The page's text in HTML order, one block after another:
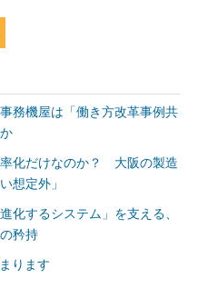
務機屋は「働き方改革事例共
化だけなのか？ 大阪の製造
想定外」
化するシステム」を支える、
矜持
ります